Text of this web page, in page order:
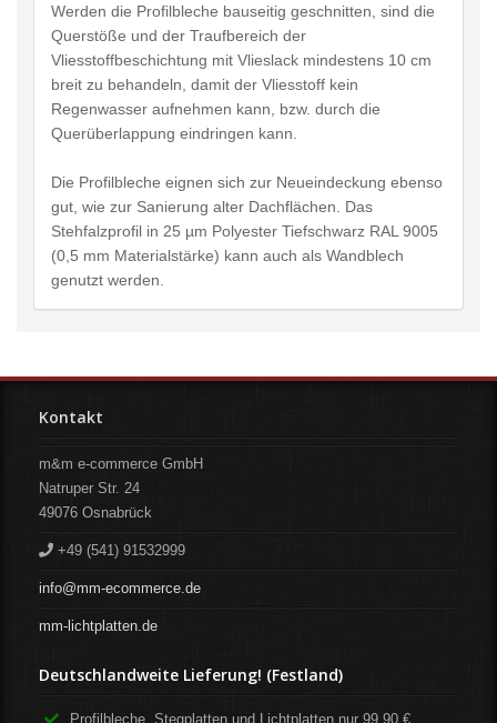
Werden die Profilbleche bauseitig geschnitten, sind die
Querstöße und der Traufbereich der
Vliesstoffbeschichtung mit Vlieslack mindestens 10 cm
breit zu behandeln, damit der Vliesstoff kein
Regenwasser aufnehmen kann, bzw. durch die
Querüberlappung eindringen kann.
Die Profilbleche eignen sich zur Neueindeckung ebenso
gut, wie zur Sanierung alter Dachflächen. Das
Stehfalzprofil in 25 µm Polyester Tiefschwarz RAL 9005
(0,5 mm Materialstärke) kann auch als Wandblech
genutzt werden.
Kontakt
m&m e-commerce GmbH
Natruper Str. 24
49076 Osnabrück
+49 (541) 91532999
info@mm-ecommerce.de
mm-lichtplatten.de
Deutschlandweite Lieferung! (Festland)
Profilbleche, Stegplatten und Lichtplatten nur 99,90 €